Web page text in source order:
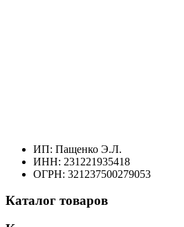
ИП: Пащенко Э.Л.
ИНН: 231221935418
ОГРН: 321237500279053
Каталог товаров